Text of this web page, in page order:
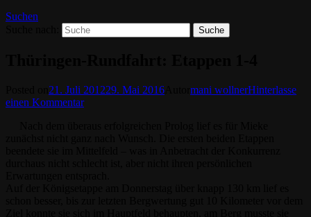
Suchen
21. Juli 201229. Mai 2016 mani wollnerHinterlasse
einen Kommentar